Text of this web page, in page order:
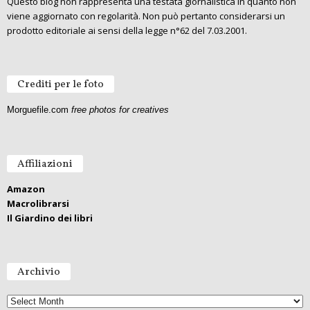
viene aggiornato con regolarità. Non può pertanto considerarsi un
prodotto editoriale ai sensi della legge n°62 del 7.03.2001.
Crediti per le foto
Morguefile.com free photos for creatives
Affiliazioni
Amazon
Macrolibrarsi
Il Giardino dei libri
Archivio